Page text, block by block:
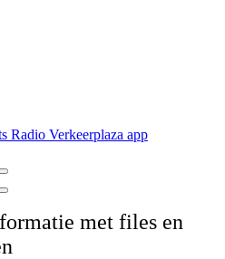
Radio Verkeerplaza app
met files en